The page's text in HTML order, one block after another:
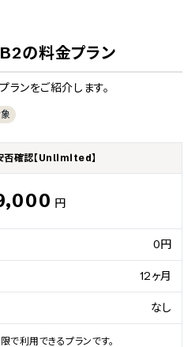
の料金プラン
ランをご紹介します。
否確認【Unlimited】
円
0円
12ヶ月
なし
利用できるプランです。